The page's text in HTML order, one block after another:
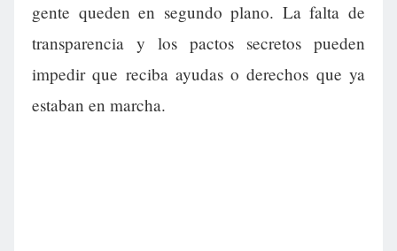
gente queden en segundo plano. La falta de
transparencia y los pactos secretos pueden
impedir que reciba ayudas o derechos que ya
estaban en marcha.